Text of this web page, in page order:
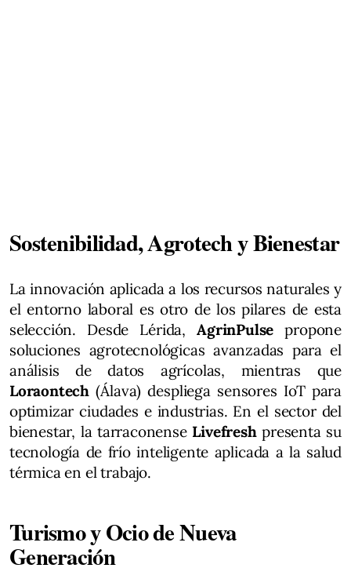
Sostenibilidad, Agrotech y Bienestar
La innovación aplicada a los recursos naturales y
el entorno laboral es otro de los pilares de esta
selección. Desde Lérida,AgrinPulsepropone
soluciones agrotecnológicas avanzadas para el
análisis de datos agrícolas, mientras que
Loraontech(Álava) despliega sensores IoT para
optimizar ciudades e industrias. En el sector del
bienestar, la tarraconense Livefreshpresenta su
tecnología de frío inteligente aplicada a la salud
térmica en el trabajo.
Turismo y Ocio de Nueva
Generación